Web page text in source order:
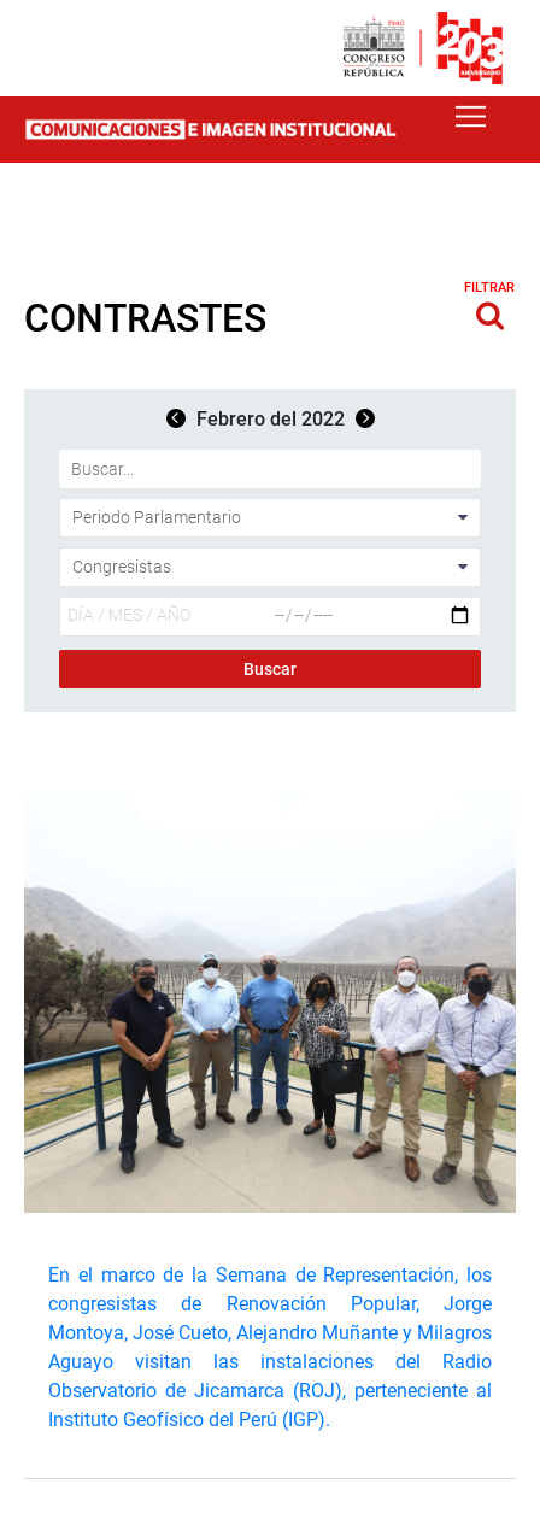
CONTRASTES
FILTRAR
Febrero del 2022
En el marco de la Semana de Representación, los
congresistas de Renovación Popular, Jorge
Montoya, José Cueto, Alejandro Muñante y Milagros
Aguayo visitan las instalaciones del Radio
Observatorio de Jicamarca (ROJ), perteneciente al
Instituto Geofísico del Perú (IGP).